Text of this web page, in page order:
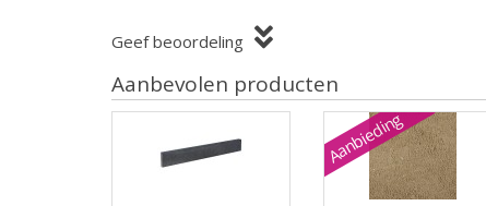
Geef beoordeling
Aanbevolen producten
Aanbieding